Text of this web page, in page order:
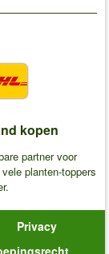
kopen
partner voor
planten-toppers
Privacy